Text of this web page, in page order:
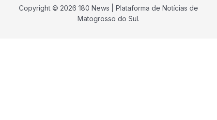
Copyright © 2026 180 News | Plataforma de Notícias de
Matogrosso do Sul.